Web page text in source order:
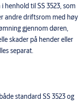
til SS 3523, som
andre driftsrom med høy
gjennom døren,
skader på hender eller
separat.
standard SS 3523 og